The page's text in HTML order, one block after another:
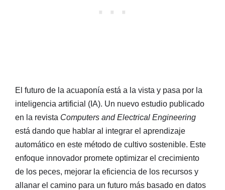
El futuro de la acuaponía está a la vista y pasa por la
inteligencia artificial (IA). Un nuevo estudio publicado
en la revista Computers and Electrical Engineering
está dando que hablar al integrar el aprendizaje
automático en este método de cultivo sostenible. Este
enfoque innovador promete optimizar el crecimiento
de los peces, mejorar la eficiencia de los recursos y
allanar el camino para un futuro más basado en datos